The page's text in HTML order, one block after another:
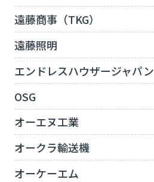
遠藤商事（TKG）
遠藤照明
エンドレスハウザージャパン
OSG
オーエヌ工業
オークラ輸送機
オーケーエム